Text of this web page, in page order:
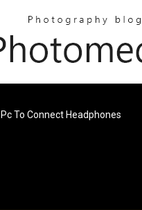
To Connect Headphones